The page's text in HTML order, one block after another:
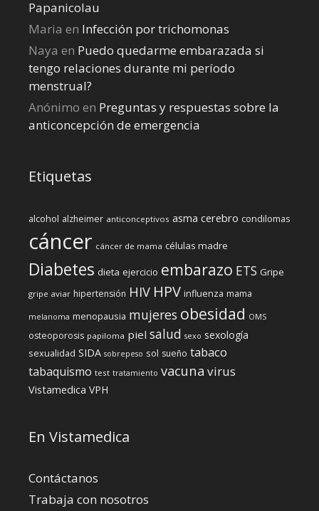
Papanicolau
Maria en Infección por trichomonas
Naya en Puedo quedarme embarazada si
tengo relaciones durante mi perí­odo
menstrual?
Anónimo en Preguntas y respuestas sobre la
anticoncepción de emergencia
Etiquetas
alcohol alzheimer anticonceptivos asma cerebro condilomas
cáncer cáncer de mama células madre
Diabetes dieta ejercicio embarazo ETS Gripe
gripe aviar hipertensión HIV HPV influenza mama
melanoma menopausia mujeres obesidad OMS
osteoporosis papiloma piel salud sexo sexología
sexualidad SIDA sobrepeso sol sueño tabaco
tabaquismo test tratamiento vacuna virus
Vistamedica VPH
En Vistamedica
Contáctanos
Trabaja con nosotros